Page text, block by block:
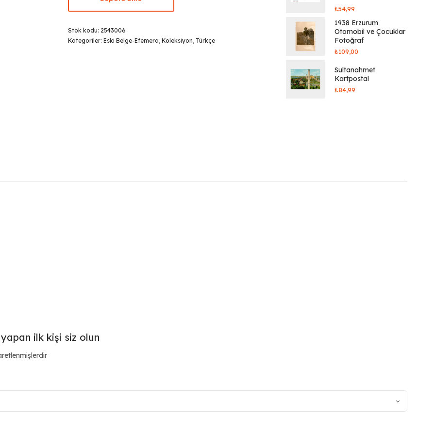
Stok kodu: 2543006
Kategoriler: Eski Belge-Efemera, Koleksiyon, Türkçe
₺54,99
1938 Erzurum
Otomobil ve Çocuklar
Fotoğraf
₺109,00
Sultanahmet
Kartpostal
₺84,99
ilk kişi siz olun